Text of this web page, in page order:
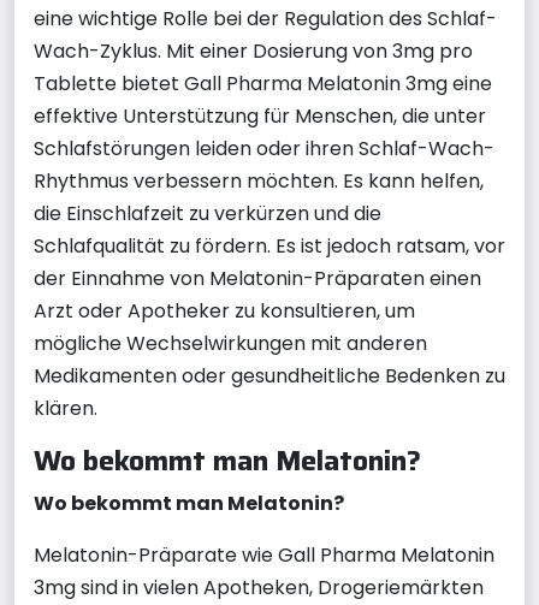
eine wichtige Rolle bei der Regulation des Schlaf-
Wach-Zyklus. Mit einer Dosierung von 3mg pro
Tablette bietet Gall Pharma Melatonin 3mg eine
effektive Unterstützung für Menschen, die unter
Schlafstörungen leiden oder ihren Schlaf-Wach-
Rhythmus verbessern möchten. Es kann helfen,
die Einschlafzeit zu verkürzen und die
Schlafqualität zu fördern. Es ist jedoch ratsam, vor
der Einnahme von Melatonin-Präparaten einen
Arzt oder Apotheker zu konsultieren, um
mögliche Wechselwirkungen mit anderen
Medikamenten oder gesundheitliche Bedenken zu
klären.
Wo bekommt man Melatonin?
Wo bekommt man Melatonin?
Melatonin-Präparate wie Gall Pharma Melatonin
3mg sind in vielen Apotheken, Drogeriemärkten